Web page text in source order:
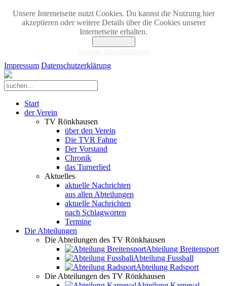
Unsere Internetseite nutzt Cookies. Du kannst die Nutzung hier
akzeptieren oder weitere Details über die Cookies unserer
Internetseite erhalten.
Impressum Datenschutzerklärung
Start
der Verein
TV Rönkhausen
über den Verein
Die TVR Fahne
Der Vorstand
Chronik
das Turnerlied
Aktuelles
aktuelle Nachrichten
aus allen Abteilungen
aktuelle Nachrichten
nach Schlagworten
Termine
Die Abteilungen
Die Abteilungen des TV Rönkhausen
Abteilung Breitensport
Abteilung Fussball
Abteilung Radsport
Die Abteilungen des TV Rönkhausen